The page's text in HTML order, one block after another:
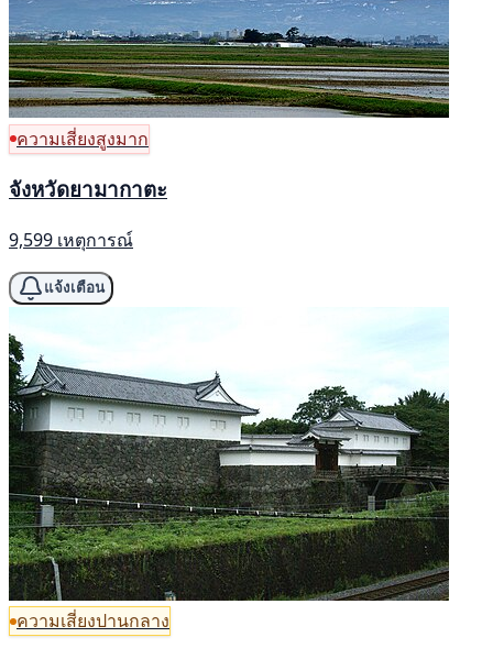
ความเสี่ยงสูงมาก
จังหวัดยามากาตะ
9,599 เหตุการณ์
แจ้งเตือน
ความเสี่ยงปานกลาง